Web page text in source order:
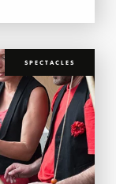
SPECTACLES